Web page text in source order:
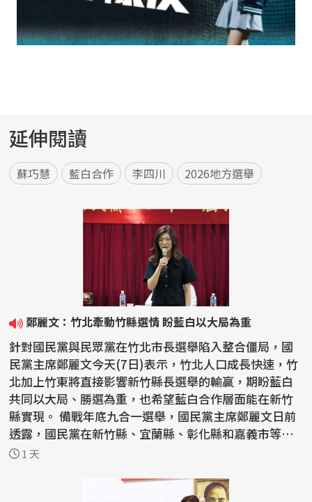
延伸閱讀
蘇巧慧 藍白合作 李四川 2026地方選舉
鄭麗文：竹北牽動竹縣選情 盼藍白以大局為重
針對國民黨與民眾黨在竹北市長選舉陷入整合僵局，國
民黨主席鄭麗文今天(7日)表示，竹北人口成長快速，竹
北加上竹東將直接影響新竹縣長選舉的輸贏，期盼藍白
共同以大局、勝選為重，也希望藍白合作層面能在新竹
縣實現。 備戰年底九合一選舉，國民黨主席鄭麗文日前
透露，國民黨在新竹縣、宜蘭縣、彰化縣和嘉義市等縣
市長...
1 天